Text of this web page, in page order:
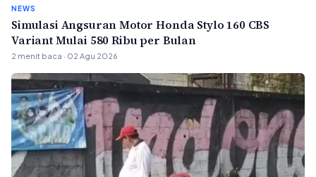
NEWS
Simulasi Angsuran Motor Honda Stylo 160 CBS
Variant Mulai 580 Ribu per Bulan
2 menit baca · 02 Agu 2026